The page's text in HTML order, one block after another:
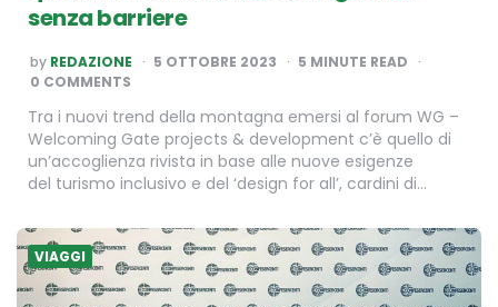
senza barriere
POSTED
BY
by REDAZIONE 5 OTTOBRE 2023 5 MINUTE READ
0 COMMENTS
Tra i nuovi trend della montagna emersi al forum WG –
Welcoming Gate projects & development c’è quello di
un’accoglienza rivista in base alle nuove esigenze
del turismo inclusivo e del ‘design for all’, cardini di…
VIAGGI